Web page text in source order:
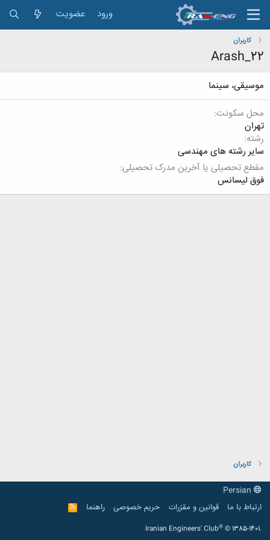
ورود عضویت
کاربران
Arash_22
موسیقی، سینما
محل سکونت
تهران
رشته
سایر رشته های مهندسی
مقطع تحصیلی یا آخرین مدرک تحصیلی
فوق لیسانس
کاربران
ارتباط با ما
قوانین و مقرّرات حریم خصوصی راهنما
R
S
Iranian Engineers' Club® © 1385-1401.